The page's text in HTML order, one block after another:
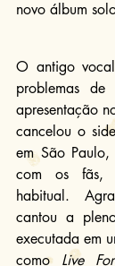
novo álbum
O antigo
problemas de
apresentação
cancelou o
em São
com os fãs,
habitual.
cantou a
executada em
como Live